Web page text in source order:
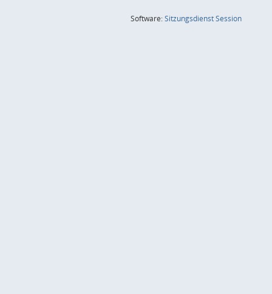
Software:SitzungsdienstSession(Wird in